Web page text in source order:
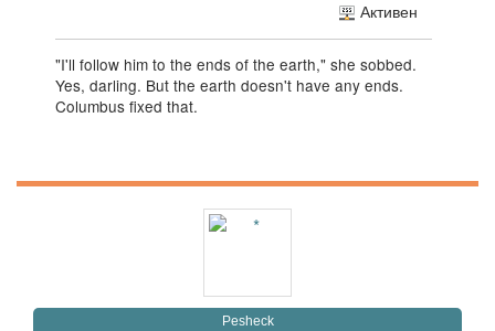
Активен
"I'll follow him to the ends of the earth," she sobbed.
Yes, darling. But the earth doesn't have any ends.
Columbus fixed that.
Pesheck